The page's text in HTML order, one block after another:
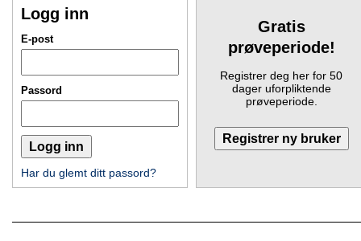
Logg inn
E-post
Passord
Har du glemt ditt passord?
Gratis
prøveperiode!
Registrer deg her for 50
dager uforpliktende
prøveperiode.